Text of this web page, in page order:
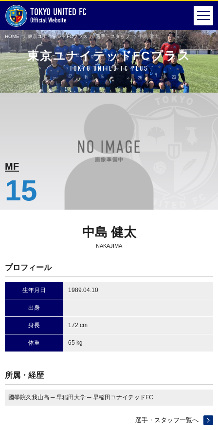
TOKYO UNITED FC
Official Website
HOME 東京ユナイテッドFCプラス 選手・スタッフ 中島 健太
東京ユナイテッドFCプラス
TOKYO UNITED FC PLUS
MF
15
中島 健太
NAKAJIMA
プロフィール
生年月日 1989.04.10
出身
身長 172 cm
体重 65 kg
所属・経歴
國學院久我山高 ─ 早稲田大学 ─ 早稲田ユナイテッドFC
選手・スタッフ一覧へ